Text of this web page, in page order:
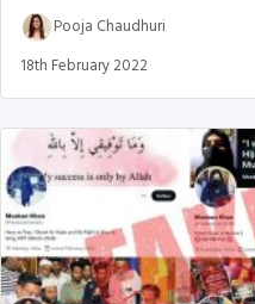
Pooja Chaudhuri
18th February 2022